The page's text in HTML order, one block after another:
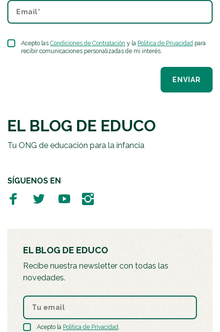
Acepto las Condiciones de Contratación y la Política de Privacidad para
recibir comunicaciones personalizadas de mi interés.
ENVIAR
EL BLOG DE EDUCO
Tu ONG de educación para la infancia
SÍGUENOS EN
EL BLOG DE EDUCO
Recibe nuestra newsletter con todas las
novedades.
Acepto la Política de Privacidad